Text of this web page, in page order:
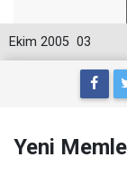
03
Ekim 2005
Yeni